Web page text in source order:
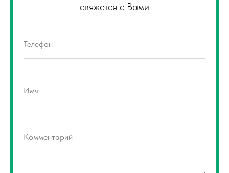
свяжется с Вами
Телефон
Имя
Комментарий